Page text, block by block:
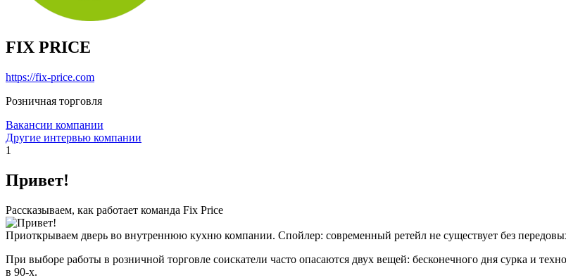
FIX PRICE
https://fix-price.com
Розничная торговля
Вакансии компании
Другие интервью компании
1
Привет!
Рассказываем, как работает команда Fix Price
Приоткрываем дверь во внутреннюю кухню компании. Спойлер: современный ретейл не существует без
При выборе работы в розничной торговле соискатели часто опасаются двух вещей: бесконечного дня сурка и
в 90-х.